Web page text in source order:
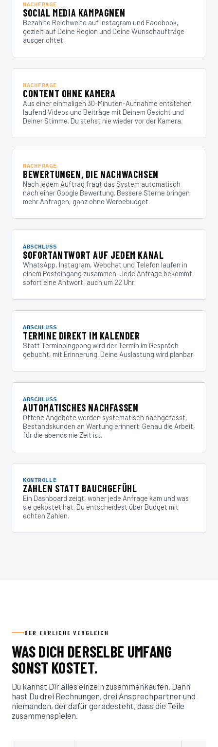
NACHFRAGE
SOCIAL MEDIA KAMPAGNEN
Bezahlte Reichweite auf Instagram und Facebook,
gezielt auf Deine Region und Deine Wunschaufträge
ausgerichtet.
NACHFRAGE
CONTENT OHNE KAMERA
Aus einer einmaligen 30-Minuten-Aufnahme entstehen
laufend Videos und Beiträge mit Deinem Gesicht und
Deiner Stimme. Du stehst nie wieder vor der Kamera.
NACHFRAGE
BEWERTUNGEN, DIE NACHWACHSEN
Nach jedem Auftrag fragt das System automatisch
nach einer Google Bewertung. Bessere Sterne bringen
mehr Anfragen, ganz ohne Werbebudget.
ABSCHLUSS
SOFORTANTWORT AUF JEDEM KANAL
WhatsApp, Instagram, Webchat und Telefon laufen in
einem Posteingang zusammen. Jede Anfrage bekommt
sofort eine Antwort, auch um 22 Uhr.
ABSCHLUSS
TERMINE DIREKT IM KALENDER
Statt Terminpingpong wird der Termin im Gespräch
gebucht, mit Erinnerung. Deine Auslastung wird planbar.
ABSCHLUSS
AUTOMATISCHES NACHFASSEN
Offene Angebote werden systematisch nachgefasst,
Bestandskunden an Wartung erinnert. Genau die Arbeit,
für die abends nie Zeit ist.
KONTROLLE
ZAHLEN STATT BAUCHGEFÜHL
Ein Dashboard zeigt, woher jede Anfrage kam und was
sie gekostet hat. Du entscheidest über Budget mit
echten Zahlen.
DER EHRLICHE VERGLEICH
WAS DICH DERSELBE UMFANG
SONST KOSTET.
Du kannst Dir alles einzeln zusammenkaufen. Dann
hast Du drei Rechnungen, drei Ansprechpartner und
niemanden, der dafür geradesteht, dass die Teile
zusammenspielen.